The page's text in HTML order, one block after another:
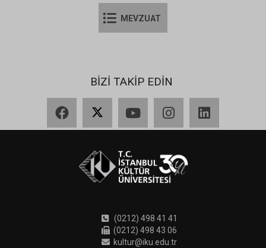
MEVZUAT
BİZİ TAKİP EDİN
(0212) 498 41 41
(0212) 498 43 06
kultur@iku.edu.tr